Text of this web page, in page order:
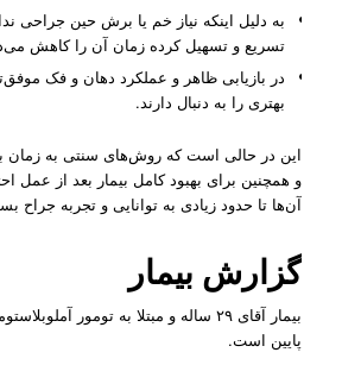
به دلیل اینکه نیاز خم یا برش حین جراحی
تسریع و تسهیل کرده زمان آن را کاهش
در بازیابی ظاهر و عملکرد دهان و فک
بهتری را به دنبال دارند.
این در حالی‌ است که روش‌های سنتی به زمان
و همچنین برای بهبود کامل بیمار بعد از عمل
آن‌ها تا حدود زیادی به توانایی و تجربه جراح
گزارش بیمار
بیمار آقای ۲۹ ساله و مبتلا به تومور
پایین است.